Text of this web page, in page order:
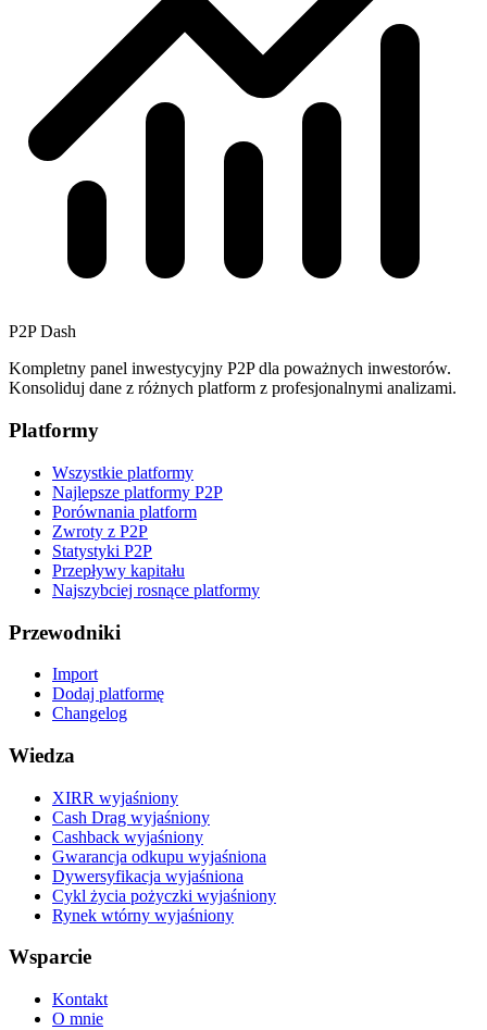
P2P Dash
Kompletny panel inwestycyjny P2P dla poważnych inwestorów.
Konsoliduj dane z różnych platform z profesjonalnymi analizami.
Platformy
Wszystkie platformy
Najlepsze platformy P2P
Porównania platform
Zwroty z P2P
Statystyki P2P
Przepływy kapitału
Najszybciej rosnące platformy
Przewodniki
Import
Dodaj platformę
Changelog
Wiedza
XIRR wyjaśniony
Cash Drag wyjaśniony
Cashback wyjaśniony
Gwarancja odkupu wyjaśniona
Dywersyfikacja wyjaśniona
Cykl życia pożyczki wyjaśniony
Rynek wtórny wyjaśniony
Wsparcie
Kontakt
O mnie